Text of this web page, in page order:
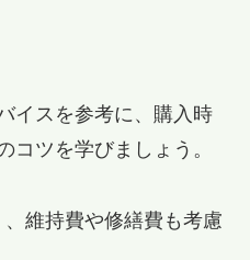
イスを参考に、購入時
コツを学びましょう。
維持費や修繕費も考慮